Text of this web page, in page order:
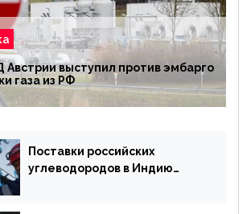
Австрии выступил против эмбарго
газа из РФ
Поставки российских
углеводородов в Индию